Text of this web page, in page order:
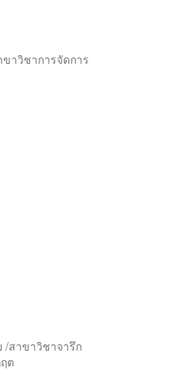
าวิชาการจัดการ
/สาขาวิชาจารึก
ต